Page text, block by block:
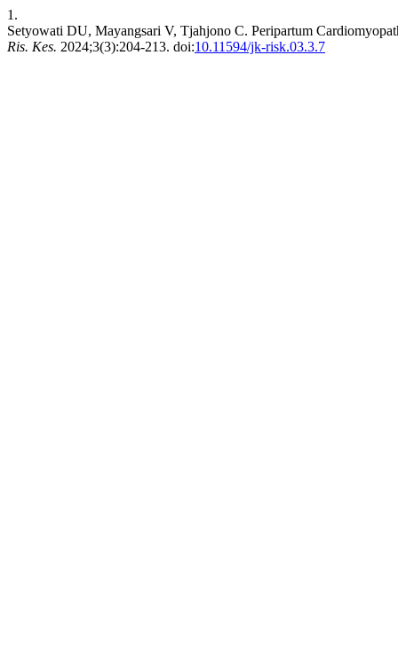
1.
Setyowati DU, Mayangsari V, Tjahjono C. Peripartum
Ris. Kes. 2024;3(3):204-213. doi:10.11594/jk-risk.03.3.7